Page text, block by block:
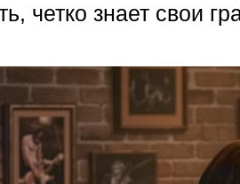
четко знает свои